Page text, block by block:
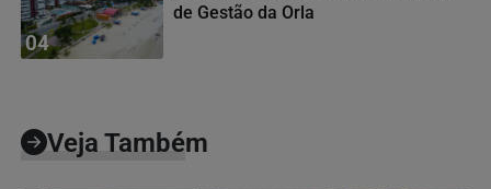
04
de Gestão da Orla
Veja Também